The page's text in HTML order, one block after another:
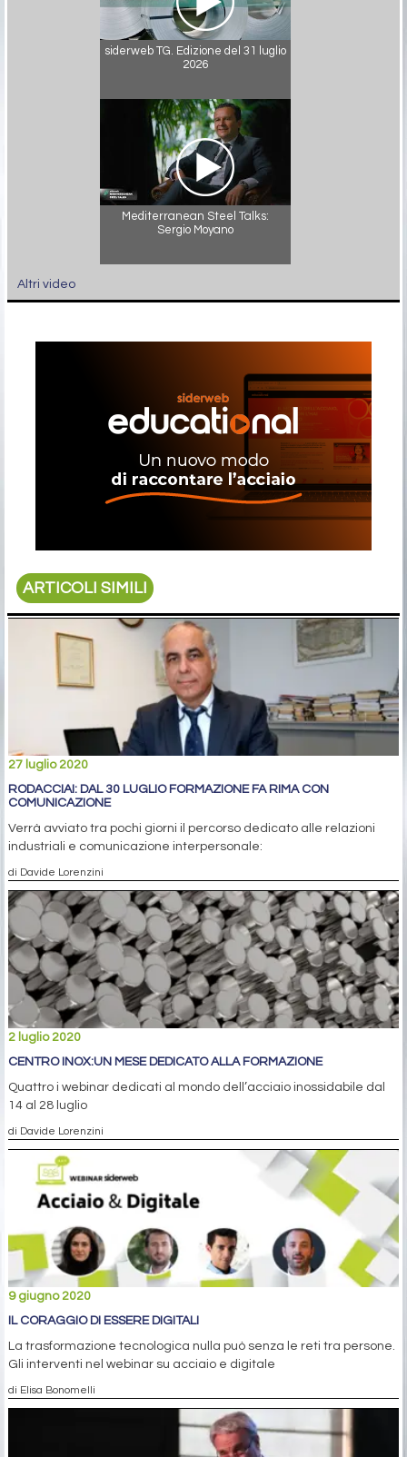
siderweb TG. Edizione del 31 luglio
2026
Mediterranean Steel Talks:
Sergio Moyano
Altri video
ARTICOLI SIMILI
27 luglio 2020
RODACCIAI: DAL 30 LUGLIO FORMAZIONE FA RIMA CON
COMUNICAZIONE
Verrà avviato tra pochi giorni il percorso dedicato alle relazioni
industriali e comunicazione interpersonale:
di Davide Lorenzini
2 luglio 2020
CENTRO INOX:UN MESE DEDICATO ALLA FORMAZIONE
Quattro i webinar dedicati al mondo dell’acciaio inossidabile dal
14 al 28 luglio
di Davide Lorenzini
9 giugno 2020
IL CORAGGIO DI ESSERE DIGITALI
La trasformazione tecnologica nulla può senza le reti tra persone.
Gli interventi nel webinar su acciaio e digitale
di Elisa Bonomelli